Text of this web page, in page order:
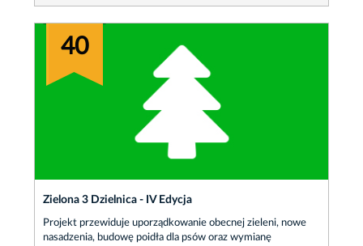
40
Zielona 3 Dzielnica - IV Edycja
Projekt przewiduje uporządkowanie obecnej zieleni, nowe
nasadzenia, budowę poidła dla psów oraz wymianę